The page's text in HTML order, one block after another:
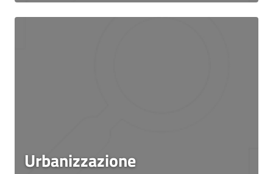
Urbanizzazione